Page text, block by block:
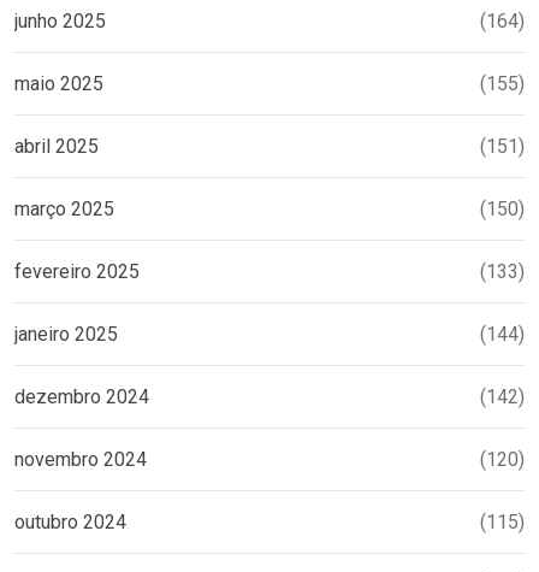
junho 2025 (164)
maio 2025 (155)
abril 2025 (151)
março 2025 (150)
fevereiro 2025 (133)
janeiro 2025 (144)
dezembro 2024 (142)
novembro 2024 (120)
outubro 2024 (115)